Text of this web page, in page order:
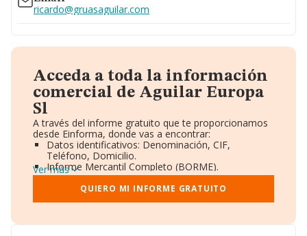
ricardo@gruasaguilar.com
Acceda a toda la información
comercial de Aguilar Europa
Sl
A través del informe gratuito que te proporcionamos
desde Einforma, donde vas a encontrar:
Datos identificativos: Denominación, CIF,
Teléfono, Domicilio.
Informe Mercantil Completo (BORME).
Gráficos de Evolución Ventas y Empleados.
Consejo de Administración y Administradores.
Directivos y Ejecutivos.
Ver más
QUIERO MI INFORME GRATUITO